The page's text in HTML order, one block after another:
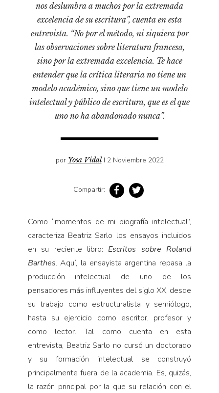
Voces y lecturas
nos deslumbra a muchos por la extremada
excelencia de su escritura”, cuenta en esta
entrevista. “No por el método, ni siquiera por
las observaciones sobre literatura francesa,
sino por la extremada excelencia. Te hace
entender que la crítica literaria no tiene un
modelo académico, sino que tiene un modelo
intelectual y público de escritura, que es el que
uno no ha abandonado nunca”.
por Yosa Vidal I 2 Noviembre 2022
Compartir:
Como “momentos de mi biografía intelectual”,
caracteriza Beatriz Sarlo los ensayos incluidos
en su reciente libro: Escritos sobre Roland
Barthes. Aquí, la ensayista argentina repasa la
producción intelectual de uno de los
pensadores más influyentes del siglo XX, desde
su trabajo como estructuralista y semiólogo,
hasta su ejercicio como escritor, profesor y
como lector. Tal como cuenta en esta
entrevista, Beatriz Sarlo no cursó un doctorado
y su formación intelectual se construyó
principalmente fuera de la academia. Es, quizás,
la razón principal por la que su relación con el